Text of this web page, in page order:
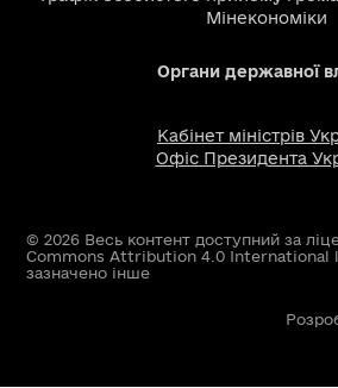
Мінекономіки
Органи державної
Кабінет міністрів
Офіс Президента
© 2026 Весь контент доступний за
Commons Attribution 4.0 International
зазначено інше